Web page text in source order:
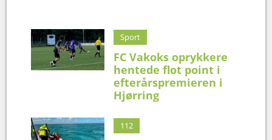
Sport
FC Vakoks oprykkere
hentede flot point i
efterårspremieren i
Hjørring
112